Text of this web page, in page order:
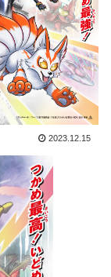
2023.12.15